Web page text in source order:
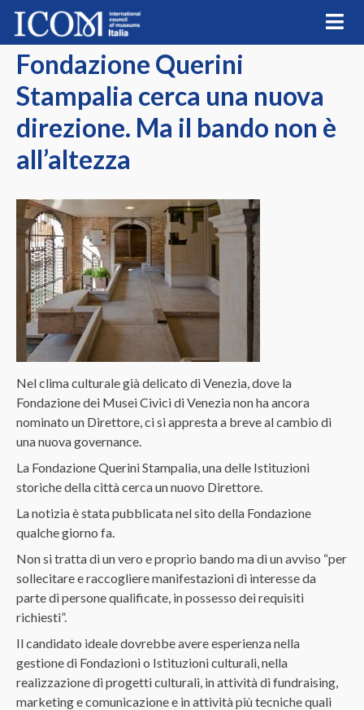
Skip
content
Fondazione Querini
Stampalia cerca una nuova
direzione. Ma il bando non è
all’altezza
Nel clima culturale già delicato di Venezia, dove la
Fondazione dei Musei Civici di Venezia non ha ancora
nominato un Direttore, ci si appresta a breve al cambio di
una nuova governance.
La Fondazione Querini Stampalia, una delle Istituzioni
storiche della città cerca un nuovo Direttore.
La notizia è stata pubblicata nel sito della Fondazione
qualche giorno fa.
Non si tratta di un vero e proprio bando ma di un avviso “per
sollecitare e raccogliere manifestazioni di interesse da
parte di persone qualificate, in possesso dei requisiti
richiesti”.
Il candidato ideale dovrebbe avere esperienza nella
gestione di Fondazioni o Istituzioni culturali, nella
realizzazione di progetti culturali, in attività di fundraising,
marketing e comunicazione e in attività più tecniche quali